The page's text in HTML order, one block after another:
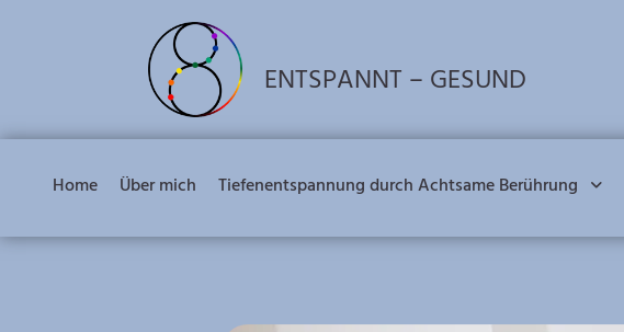
ENTSPANNT – GESUND
Home Über mich Tiefenentspannung durch Achtsame Berührung